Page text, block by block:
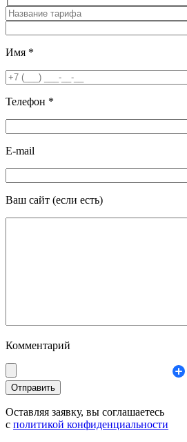
Имя *
Телефон *
E-mail
Ваш сайт (если есть)
Комментарий
Оставляя заявку, вы соглашаетесь
с политикой конфиденциальности